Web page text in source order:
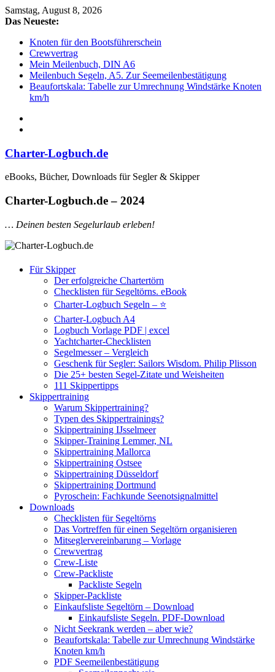
Samstag, August 8, 2026
Das Neueste:
Knoten für den Bootsführerschein
Crewvertrag
Mein Meilenbuch, DIN A6
Meilenbuch Segeln, A5. Zur Seemeilenbestätigung
Beaufortskala: Tabelle zur Umrechnung Windstärke Knoten
km/h
Charter-Logbuch.de
eBooks, Bücher, Downloads für Segler & Skipper
Charter-Logbuch.de – 2024
… Deinen besten Segelurlaub erleben!
Für Skipper
Der erfolgreiche Chartertörn
Checklisten für Segeltörns. eBook
Charter-Logbuch Segeln – ⭐
Charter-Logbuch A4
Logbuch Vorlage PDF | excel
Yachtcharter-Checklisten
Segelmesser – Vergleich
Geschenk für Segler: Sailors Wisdom. Philip Plisson
Die 25+ besten Segel-Zitate und Weisheiten
111 Skippertipps
Skippertraining
Warum Skippertraining?
Typen des Skippertrainings?
Skippertraining IJsselmeer
Skipper-Training Lemmer, NL
Skippertraining Mallorca
Skippertraining Ostsee
Skippertraining Düsseldorf
Skippertraining Dortmund
Pyroschein: Fachkunde Seenotsignalmittel
Downloads
Checklisten für Segeltörns
Das Vortreffen für einen Segeltörn organisieren
Mitseglervereinbarung – Vorlage
Crewvertrag
Crew-Liste
Crew-Packliste
Packliste Segeln
Skipper-Packliste
Einkaufsliste Segeltörn – Download
Einkaufsliste Segeln. PDF-Download
Nicht Seekrank werden – aber wie?
Beaufortskala: Tabelle zur Umrechnung Windstärke
Knoten km/h
PDF Seemeilenbestätigung